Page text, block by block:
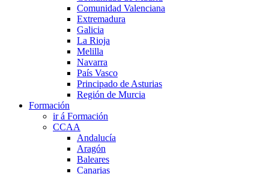
Comunidad Valenciana
Extremadura
Galicia
La Rioja
Melilla
Navarra
País Vasco
Principado de Asturias
Región de Murcia
Formación
ir á Formación
CCAA
Andalucía
Aragón
Baleares
Canarias